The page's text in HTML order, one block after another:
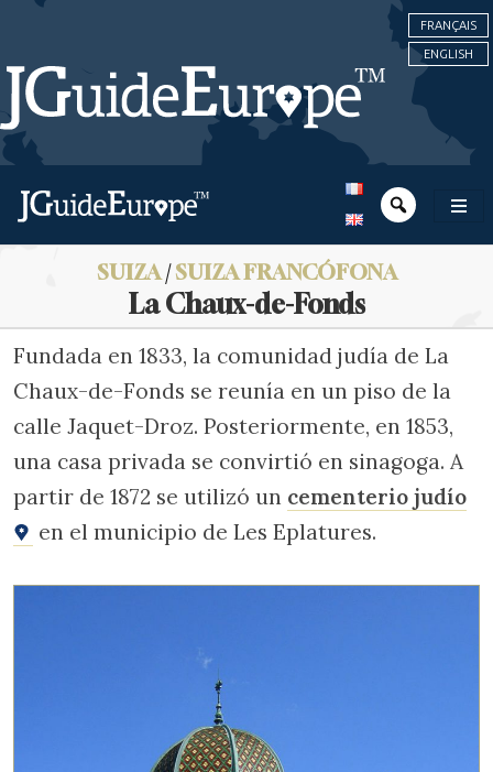
FRANÇAIS
ENGLISH
SUIZA/SUIZA FRANCÓFONA
La Chaux-de-Fonds
Fundada en 1833, la comunidad judía de La
Chaux-de-Fonds se reunía en un piso de la
calle Jaquet-Droz. Posteriormente, en 1853,
una casa privada se convirtió en sinagoga. A
partir de 1872 se utilizó un cementerio judío
en el municipio de Les Eplatures.